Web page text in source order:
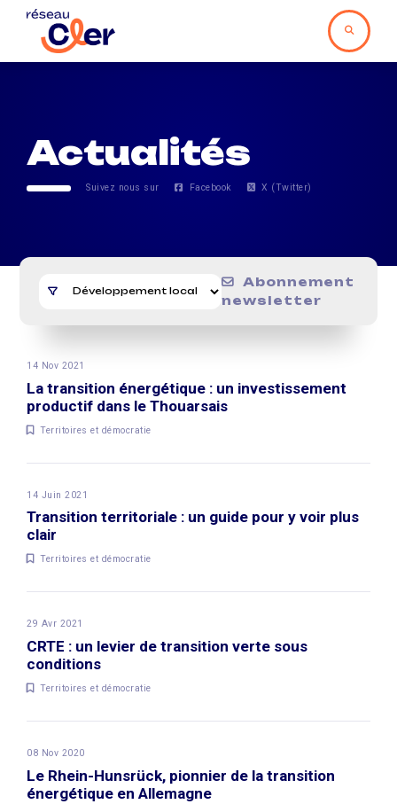
Actualités
Suivez nous sur Facebook X (Twitter)
Abonnement
newsletter
14 Nov 2021
La transition énergétique : un investissement
productif dans le Thouarsais
Territoires et démocratie
14 Juin 2021
Transition territoriale : un guide pour y voir plus
clair
Territoires et démocratie
29 Avr 2021
CRTE : un levier de transition verte sous
conditions
Territoires et démocratie
08 Nov 2020
Le Rhein-Hunsrück, pionnier de la transition
énergétique en Allemagne